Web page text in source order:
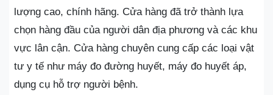
lượng cao, chính hãng. Cửa hàng đã trở thành lựa
chọn hàng đầu của người dân địa phương và các khu
vực lân cận. Cửa hàng chuyên cung cấp các loại vật
tư y tế như máy đo đường huyết, máy đo huyết áp,
dụng cụ hỗ trợ người bệnh.